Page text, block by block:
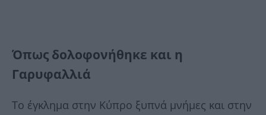
Όπως δολοφονήθηκε και η
Γαρυφαλλιά
Το έγκλημα στην Κύπρο ξυπνά μνήμες και στην